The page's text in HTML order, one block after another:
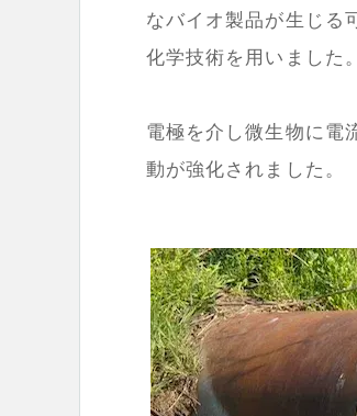
なバイオ製品が生じる
化学技術を用いました。
電極を介し微生物に電
動が強化されました。